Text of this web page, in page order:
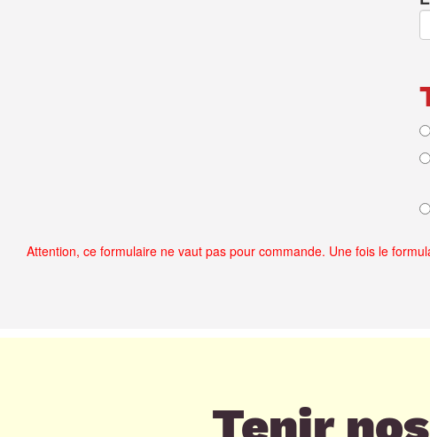
Attention, ce formulaire ne vaut pas pour commande. Une fois le